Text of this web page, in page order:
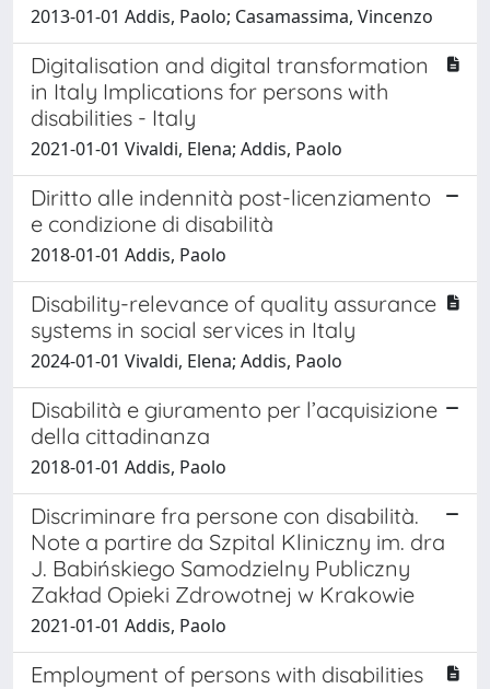
2013-01-01 Addis, Paolo; Casamassima, Vincenzo
Digitalisation and digital transformation
in Italy Implications for persons with
disabilities - Italy
2021-01-01 Vivaldi, Elena; Addis, Paolo
Diritto alle indennità post-licenziamento
e condizione di disabilità
2018-01-01 Addis, Paolo
Disability-relevance of quality assurance
systems in social services in Italy
2024-01-01 Vivaldi, Elena; Addis, Paolo
Disabilità e giuramento per l’acquisizione
della cittadinanza
2018-01-01 Addis, Paolo
Discriminare fra persone con disabilità.
Note a partire da Szpital Kliniczny im. dra
J. Babińskiego Samodzielny Publiczny
Zakład Opieki Zdrowotnej w Krakowie
2021-01-01 Addis, Paolo
Employment of persons with disabilities